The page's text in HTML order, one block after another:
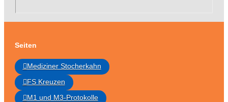
Seiten
Mediziner Stocherkahn
FS Kreuzen
M1 und M3-Protokolle